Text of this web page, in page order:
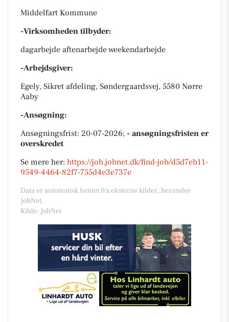
Middelfart Kommune
-Virksomheden tilbyder:
dagarbejde aftenarbejde weekendarbejde
-Arbejdsgiver:
Egely, Sikret afdeling, Søndergaardsvej, 5580 Nørre
Aaby
-Ansøgning:
Ansøgningsfrist: 20-07-2026; - ansøgningsfristen er
overskredet
Se mere her: https://job.jobnet.dk/find-job/d5d7eb11-
9549-4464-82f7-755d4e3e737e
Data er automatisk hentet fra eksterne kilder, herunder
JobNet.
Kilde: JobNet